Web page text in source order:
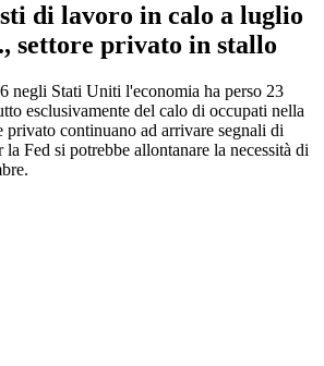
di lavoro in calo a luglio
settore privato in stallo
negli Stati Uniti l'economia ha perso 23
esclusivamente del calo di occupati nella
privato continuano ad arrivare segnali di
la Fed si potrebbe allontanare la necessità di